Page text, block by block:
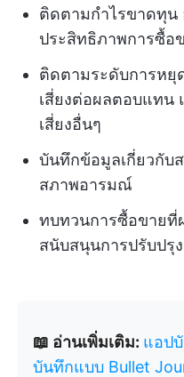
ติดตามกำไรขาดทุน
ประสิทธิภาพการซื้อ
ติดตามระดับการหยุ
เสี่ยงต่อผลตอบแทน
เสี่ยงอื่นๆ
บันทึกข้อมูลเกี่ยวกับ
สภาพอารมณ์
ทบทวนการซื้อขายที่
สนับสนุนการปรับปรุ
📖 อ่านเพิ่มเติม: แอป
บันทึกแบบ Bullet